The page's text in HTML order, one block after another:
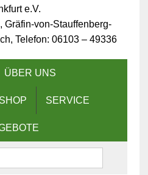
e.V.
Gräfin-von-Stauffenberg-
Telefon: 06103 – 49336
ÜBER UNS
SHOP SERVICE